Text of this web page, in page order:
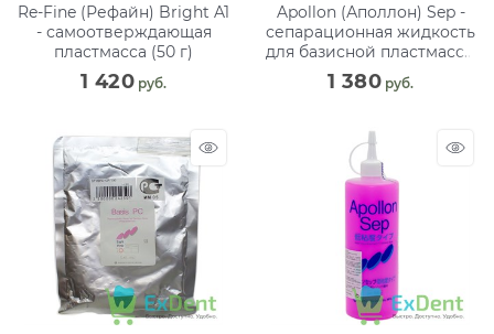
Re-Fine (Рефайн) Bright A1
- самоотверждающая
пластмасса (50 г)
1 420 руб.
Apollon (Аполлон) Sep -
сепарационная жидкость
для базисной пластмассы
(500 мл)
1 380 руб.